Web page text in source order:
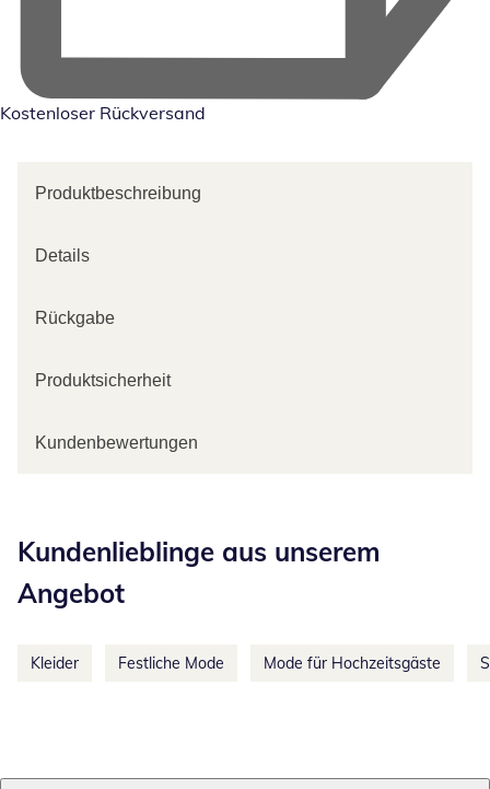
Kostenloser Rückversand
Produktbeschreibung
Details
Rückgabe
Produktsicherheit
Kundenbewertungen
Kundenlieblinge aus unserem
Angebot
Kleider Festliche Mode Mode für Hochzeitsgäste